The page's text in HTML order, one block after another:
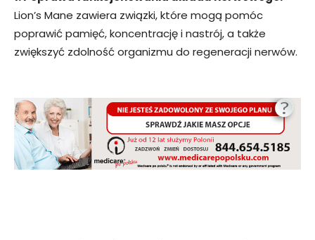
Lion’s Mane zawiera związki, które mogą pomóc
poprawić pamięć, koncentrację i nastrój, a także
zwiększyć zdolność organizmu do regeneracji nerwów.